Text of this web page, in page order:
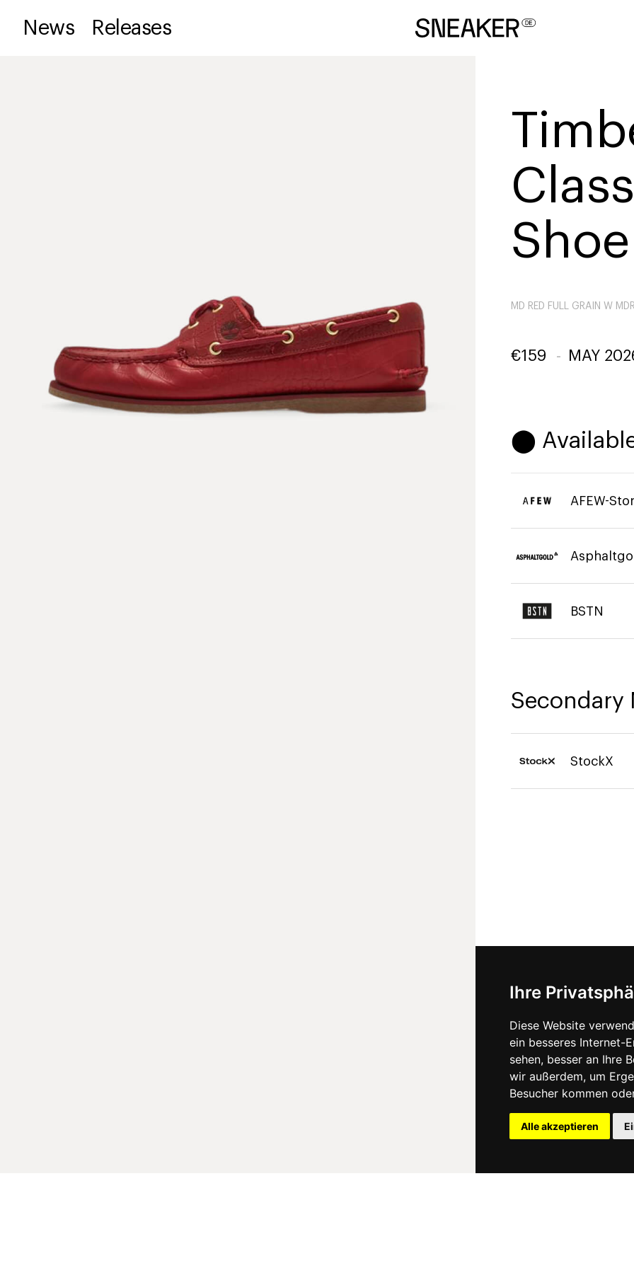
Ihre
Diese Website
ein besseres Internet-
sehen, besser an Ihre
wir außerdem, um
Besucher kommen
Alle akzeptieren
News Releases
Shoe
MD RED FULL GRAIN W
€159 - MAY
⬤
AFEW-
BSTN
Secondary
StockX